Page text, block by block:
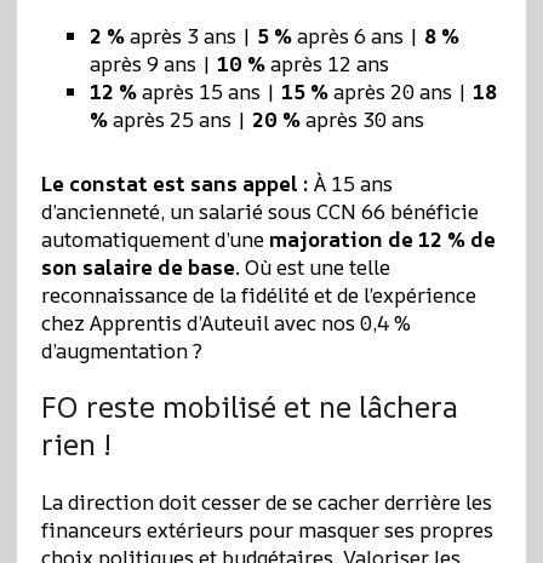
2 %après 3 ans | 5 %après 6 ans | 8 %
après 9 ans | 10 %après 12 ans
12 %après 15 ans | 15 %après 20 ans | 18
%après 25 ans | 20 %après 30 ans
Le constat est sans appel : À 15 ans
d’ancienneté, un salarié sous CCN 66 bénéficie
automatiquement d’unemajoration de 12 % de
son salaire de base. Où est une telle
reconnaissance de la fidélité et de l’expérience
chez Apprentis d’Auteuil avec nos 0,4 %
d’augmentation ?
FO reste mobilisé et ne lâchera
rien !
La direction doit cesser de se cacher derrière les
financeurs extérieurs pour masquer ses propres